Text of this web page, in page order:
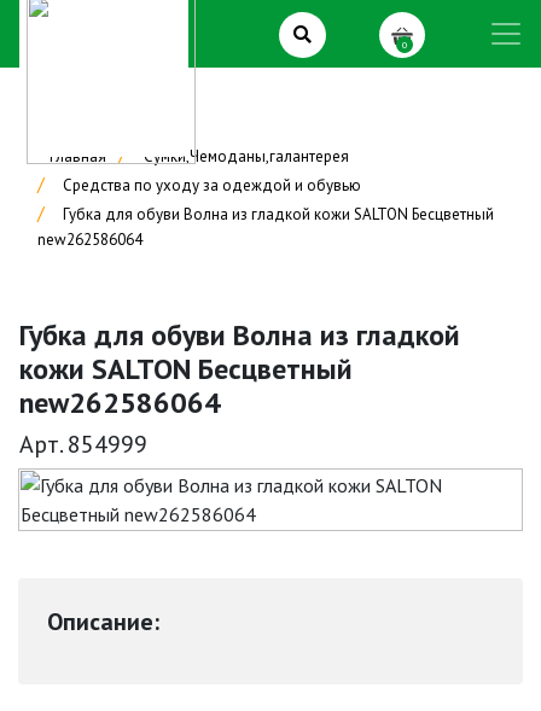
0
Главная
Сумки,Чемоданы,галантерея
Средства по уходу за одеждой и обувью
Губка для обуви Волна из гладкой кожи SALTON Бесцветный
new262586064
Губка для обуви Волна из гладкой
кожи SALTON Бесцветный
new262586064
Арт. 854999
Описание: